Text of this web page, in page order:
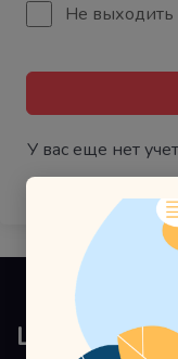
Не выходить
У вас еще нет
Land Lead